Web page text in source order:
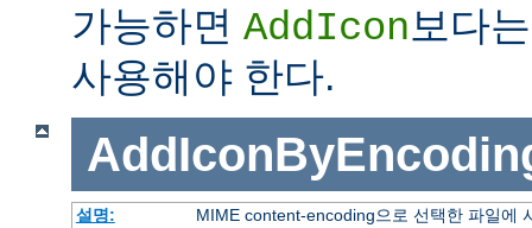
가능하면 AddIcon 보다
사용해야 한다.
설명:
MIME content-encoding으로 선택한 파일에